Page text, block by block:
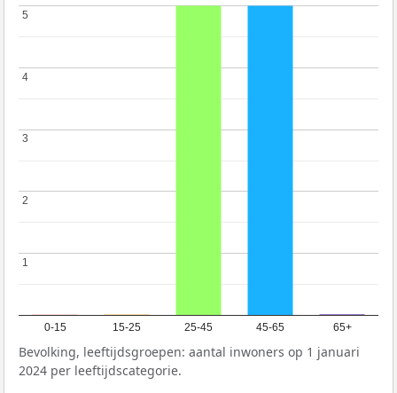
0-15 15-25 25-45 45-65 65+
11
2
2
3
3
4
4
5
5
Bevolking, leeftijdsgroepen: aantal inwoners op 1 januari
2024 per leeftijdscategorie.